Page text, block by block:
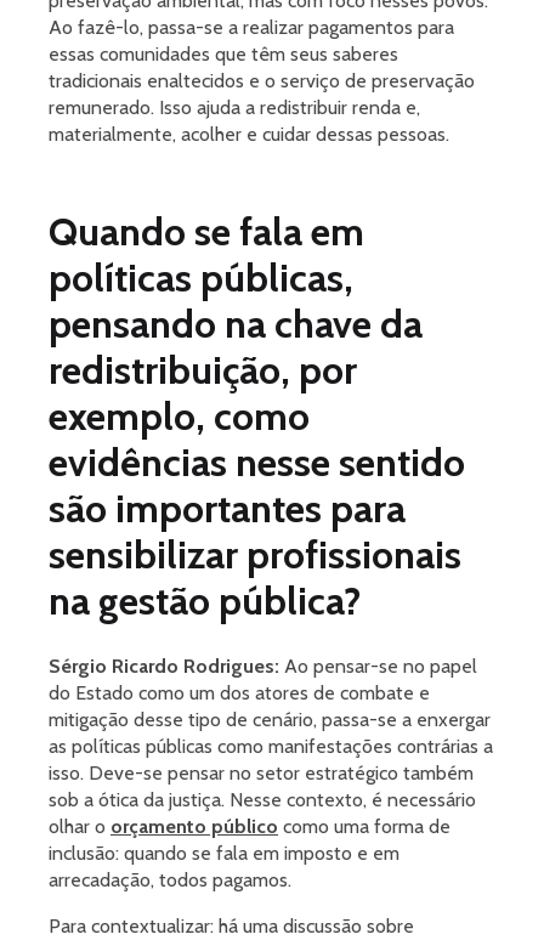
Ao fazê-lo, passa-se a realizar pagamentos para
essas comunidades que têm seus saberes
tradicionais enaltecidos e o serviço de preservação
remunerado. Isso ajuda a redistribuir renda e,
materialmente, acolher e cuidar dessas pessoas.
Quando se fala em
políticas públicas,
pensando na chave da
redistribuição, por
exemplo, como
evidências nesse sentido
são importantes para
sensibilizar profissionais
na gestão pública?
Sérgio Ricardo Rodrigues: Ao pensar-se no papel
do Estado como um dos atores de combate e
mitigação desse tipo de cenário, passa-se a enxergar
as políticas públicas como manifestações contrárias a
isso. Deve-se pensar no setor estratégico também
sob a ótica da justiça. Nesse contexto, é necessário
olhar o orçamento público como uma forma de
inclusão: quando se fala em imposto e em
arrecadação, todos pagamos.
Para contextualizar: há uma discussão sobre